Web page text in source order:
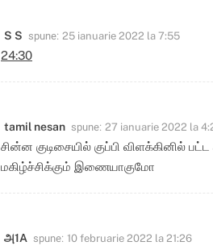
S S spune: 25 ianuarie 2022 la 7:55
24:30
tamil nesan spune: 27 ianuarie 2022 la
சின்ன குடிசையில் குப்பி
மகிழ்ச்சிக்கும் இணையாகுமோ
அ1A spune: 10 februarie 2022 la 21:26